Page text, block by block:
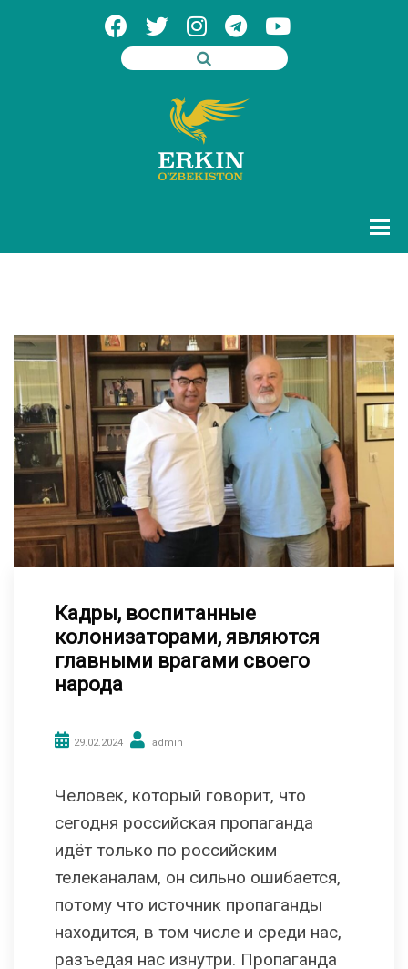
Кадры, воспитанные
колонизаторами, являются
главными врагами своего
народа
29.02.2024 admin
Человек, который говорит, что
сегодня российская пропаганда
идёт только по российским
телеканалам, он сильно ошибается,
потому что источник пропаганды
находится, в том числе и среди нас,
разъедая нас изнутри. Пропаганда